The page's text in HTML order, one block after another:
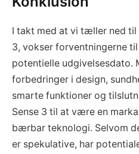
I takt med at vi tæller ned
3, vokser forventningerne
potentielle udgivelsesdato.
forbedringer i design,
smarte funktioner og
Sense 3 til at være en
bærbar teknologi. Selvom
er spekulative, har